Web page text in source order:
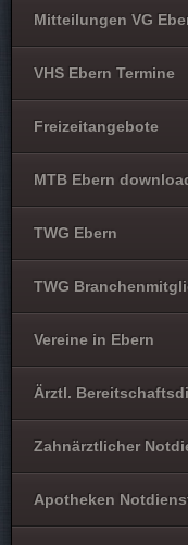
Mitteilungen VG
VHS Ebern Termine
Freizeitangebote
MTB Ebern
TWG Ebern
TWG
Vereine in Ebern
Ärztl.
Zahnärztlicher
Apotheken